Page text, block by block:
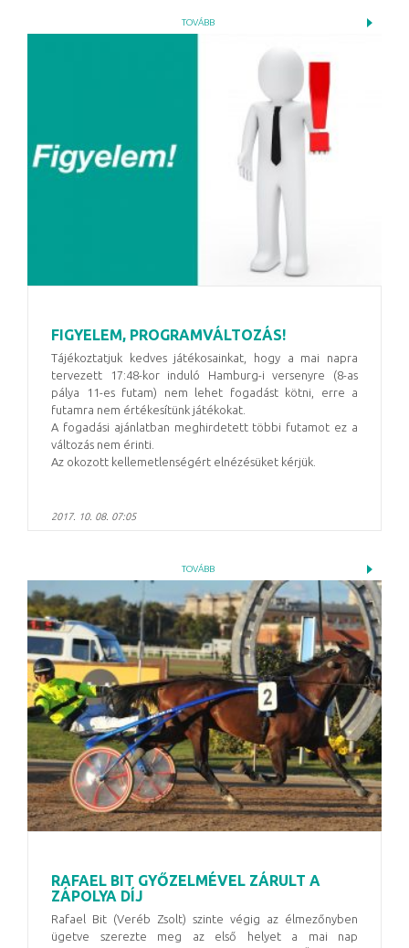
TOVÁBB
FIGYELEM, PROGRAMVÁLTOZÁS!
Tájékoztatjuk kedves játékosainkat, hogy a mai napra
tervezett 17:48-kor induló Hamburg-i versenyre (8-as
pálya 11-es futam) nem lehet fogadást kötni, erre a
futamra nem értékesítünk játékokat.
A fogadási ajánlatban meghirdetett többi futamot ez a
változás nem érinti.
Az okozott kellemetlenségért elnézésüket kérjük.
2017. 10. 08. 07:05
TOVÁBB
RAFAEL BIT GYŐZELMÉVEL ZÁRULT A
ZÁPOLYA DÍJ
Rafael Bit (Veréb Zsolt) szinte végig az élmezőnyben
ügetve szerezte meg az első helyet a mai nap